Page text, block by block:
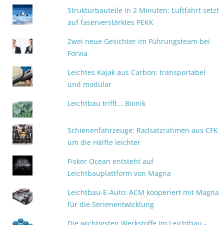
Strukturbauteile in 2 Minuten: Luftfahrt setzt
auf faserverstärktes PEKK
Zwei neue Gesichter im Führungsteam bei
Forvia
Leichtes Kajak aus Carbon: transportabel
und modular
Leichtbau trifft... Bionik
Schienenfahrzeuge: Radsatzrahmen aus CFK
um die Hälfte leichter
Fisker Ocean entsteht auf
Leichtbauplattform von Magna
Leichtbau-E-Auto: ACM kooperiert mit Magna
für die Serienentwicklung